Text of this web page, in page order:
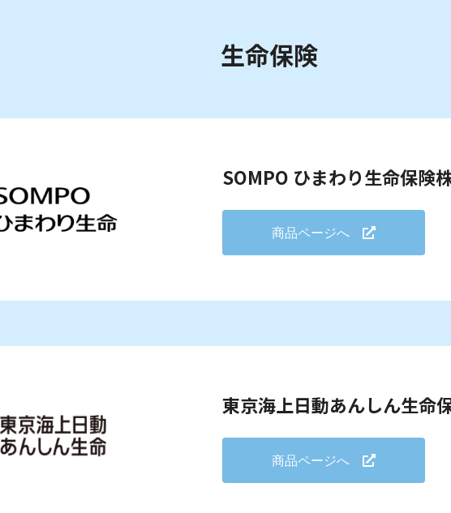
生命保険
SOMPO ひまわり生命保険
商品ページへ
東京海上日動あんしん生命
商品ページへ